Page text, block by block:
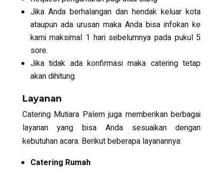
Jika Anda berhalangan dan hendak keluar kota
ataupun ada urusan maka Anda bisa infokan ke
kami maksimal 1 hari sebelumnya pada pukul 5
sore.
Jika tidak ada konfirmasi maka catering tetap
akan dihitung.
Layanan
Catering Mutiara Palem juga memberikan berbagai
layanan yang bisa Anda sesuaikan dengan
kebutuhan acara. Berikut beberapa layanannya:
Catering Rumah